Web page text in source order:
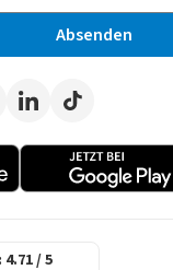
Absenden
4.71 / 5